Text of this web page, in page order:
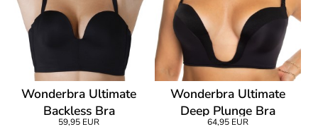
Wonderbra Ultimate
Backless Bra
59,95 EUR
Wonderbra Ultimate
Deep Plunge Bra
64,95 EUR